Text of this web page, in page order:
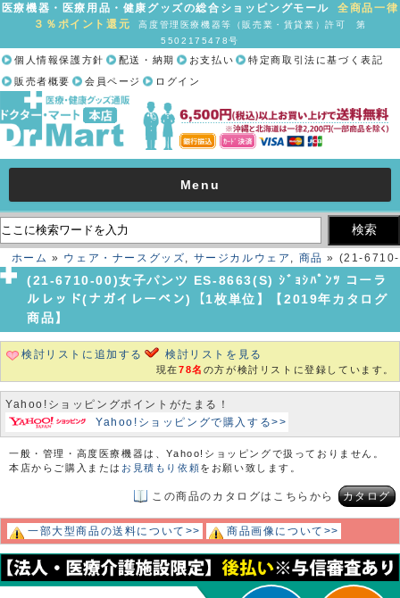
医療機器・医療用品・健康グッズの総合ショッピングモール全商品一律
３％ポイント還元
高度管理医療機器等（販売業・賃貸業）許可 第
5502175478号
個人情報保護方針 配送・納期 お支払い
特定商取引法に基づく表記
販売者概要
会員ページ ログイン
Menu
ホーム » ウェア・ナースグッズ, サージカルウェア , 商品 » (21-6710-
00)女子パンツ ES-8663(S) ｼﾞｮｼﾊﾟﾝﾂ コーラルレッド(ナガイレーベン)
【1枚単位】【2019年カタログ商品】
(21-6710-00)女子パンツ ES-8663(S) ｼﾞｮｼﾊﾟﾝﾂ コーラ
ルレッド(ナガイレーベン)【1枚単位】【2019年カタログ
商品】
検討リストに追加する 検討リストを見る
現在78名 の方が検討リストに登録しています。
Yahoo!ショッピングポイントがたまる！
Yahoo!ショッピングで購入する>>
一般・管理・高度医療機器は、Yahoo!ショッピングで扱っておりません。
本店からご購入または お見積もり依頼をお願い致します。
この商品のカタログはこちらから カタログ
一部大型商品の送料について>> 商品画像について>>